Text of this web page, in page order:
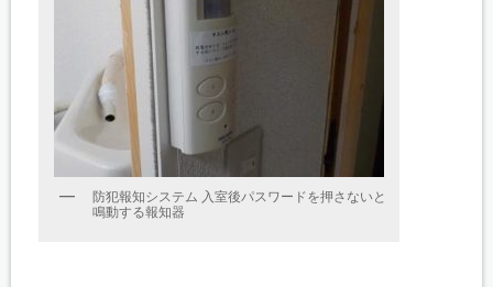
防犯報知システム 入室後パスワードを押さないと
鳴動する報知器